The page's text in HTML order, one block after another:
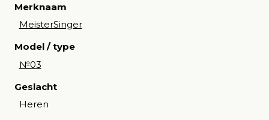
Merknaam
MeisterSinger
Model / type
№03
Geslacht
Heren